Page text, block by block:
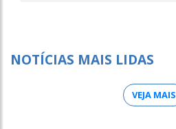
NOTÍCIAS MAIS LIDAS
VEJA MAIS